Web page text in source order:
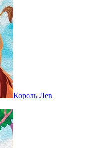
Король Лев